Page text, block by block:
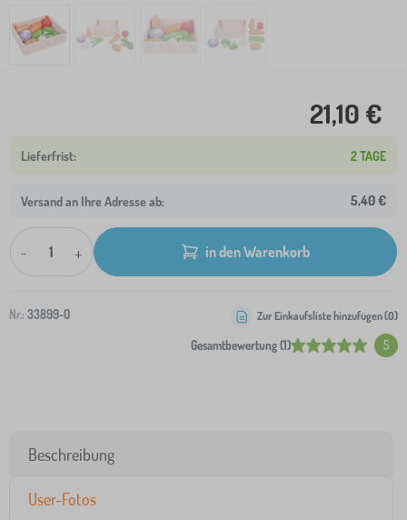
21,10 €
2 TAGE
Versand an Ihre Adresse ab: 5,40 €
- + in den Warenkorb
Nr.: 33899-0
Gesamtbewertung (1) 5
Zur Einkaufsliste hinzufügen (0)
Beschreibung
User-Fotos